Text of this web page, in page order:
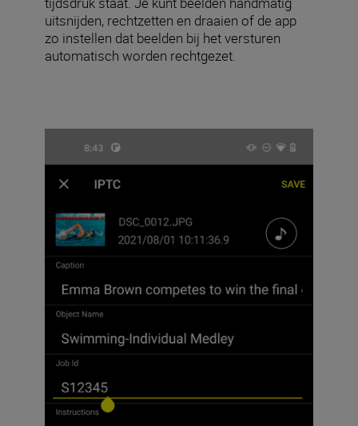
uitsnijden, rechtzetten en draaien of de app
zo instellen dat beelden bij het versturen
automatisch worden rechtgezet.